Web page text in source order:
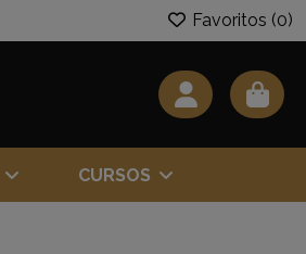
Favoritos (0)
CURSOS